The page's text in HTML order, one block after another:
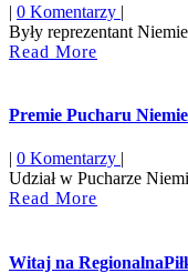
| 0 Komentarzy |
Były reprezentant
Read More
Premie Pucharu
| 0 Komentarzy |
Udział w Pucharze
Read More
Witaj na